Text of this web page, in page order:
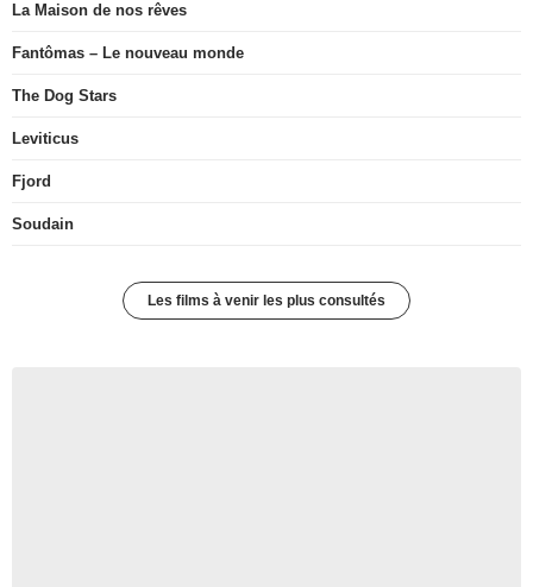
La Maison de nos rêves
Fantômas – Le nouveau monde
The Dog Stars
Leviticus
Fjord
Soudain
Les films à venir les plus consultés